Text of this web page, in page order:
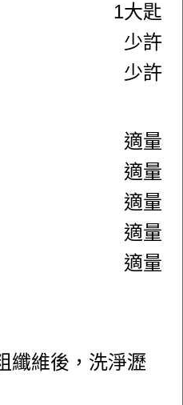
1大匙
少許
少許
適量
適量
適量
適量
適量
纖維後，洗淨瀝